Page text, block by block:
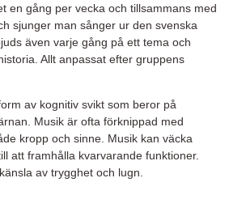
en gång per vecka och tillsammans med
sjunger man sånger ur den svenska
även varje gång på ett tema och
Allt anpassat efter gruppens
av kognitiv svikt som beror på
Musik är ofta förknippad med
kropp och sinne. Musik kan väcka
att framhålla kvarvarande funktioner.
av trygghet och lugn.